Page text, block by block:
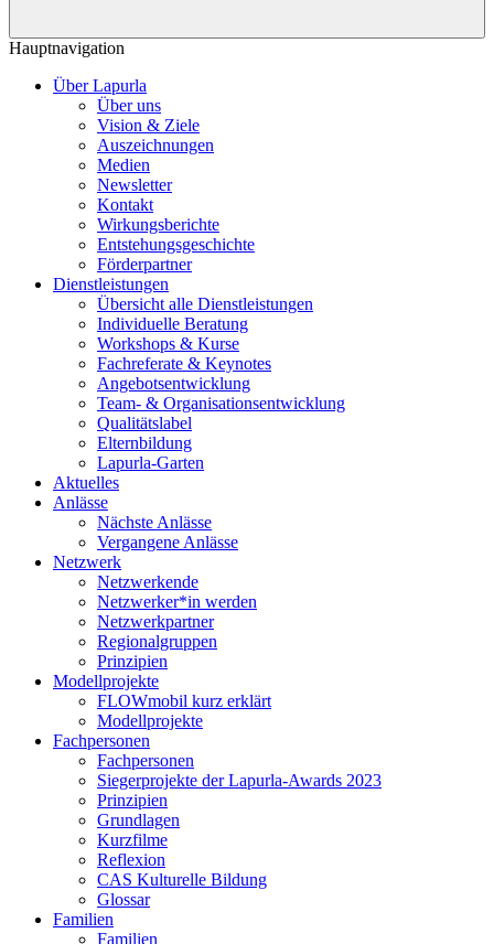
Hauptnavigation
Über Lapurla
Über uns
Vision & Ziele
Auszeichnungen
Medien
Newsletter
Kontakt
Wirkungsberichte
Entstehungsgeschichte
Förderpartner
Dienstleistungen
Übersicht alle Dienstleistungen
Individuelle Beratung
Workshops & Kurse
Fachreferate & Keynotes
Angebotsentwicklung
Team- & Organisationsentwicklung
Qualitätslabel
Elternbildung
Lapurla-Garten
Aktuelles
Anlässe
Nächste Anlässe
Vergangene Anlässe
Netzwerk
Netzwerkende
Netzwerker*in werden
Netzwerkpartner
Regionalgruppen
Prinzipien
Modellprojekte
FLOWmobil kurz erklärt
Modellprojekte
Fachpersonen
Fachpersonen
Siegerprojekte der Lapurla-Awards 2023
Prinzipien
Grundlagen
Kurzfilme
Reflexion
CAS Kulturelle Bildung
Glossar
Familien
Familien